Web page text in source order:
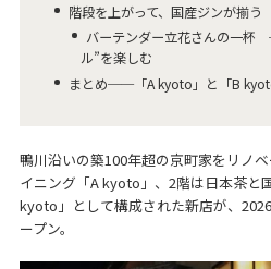
階段を上がって、国産ジンが揃う
バーテンダー立花さんの一
ル”を楽しむ
まとめ──「A kyoto」と「B
鴨川沿いの築100年超の京町家をリノ
イニング「A kyoto」、2階は日本茶と
kyoto」として構成された新店が、
ープン。